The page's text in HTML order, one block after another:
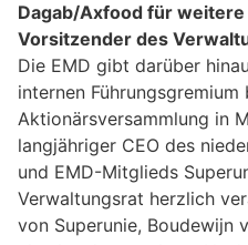
Dagab/Axfood für
Vorsitzender des
Die EMD gibt darüber
internen
Aktionärsversammlung in
langjähriger CEO des
und EMD-Mitglieds
Verwaltungsrat herzlich
von Superunie, Boudewijn